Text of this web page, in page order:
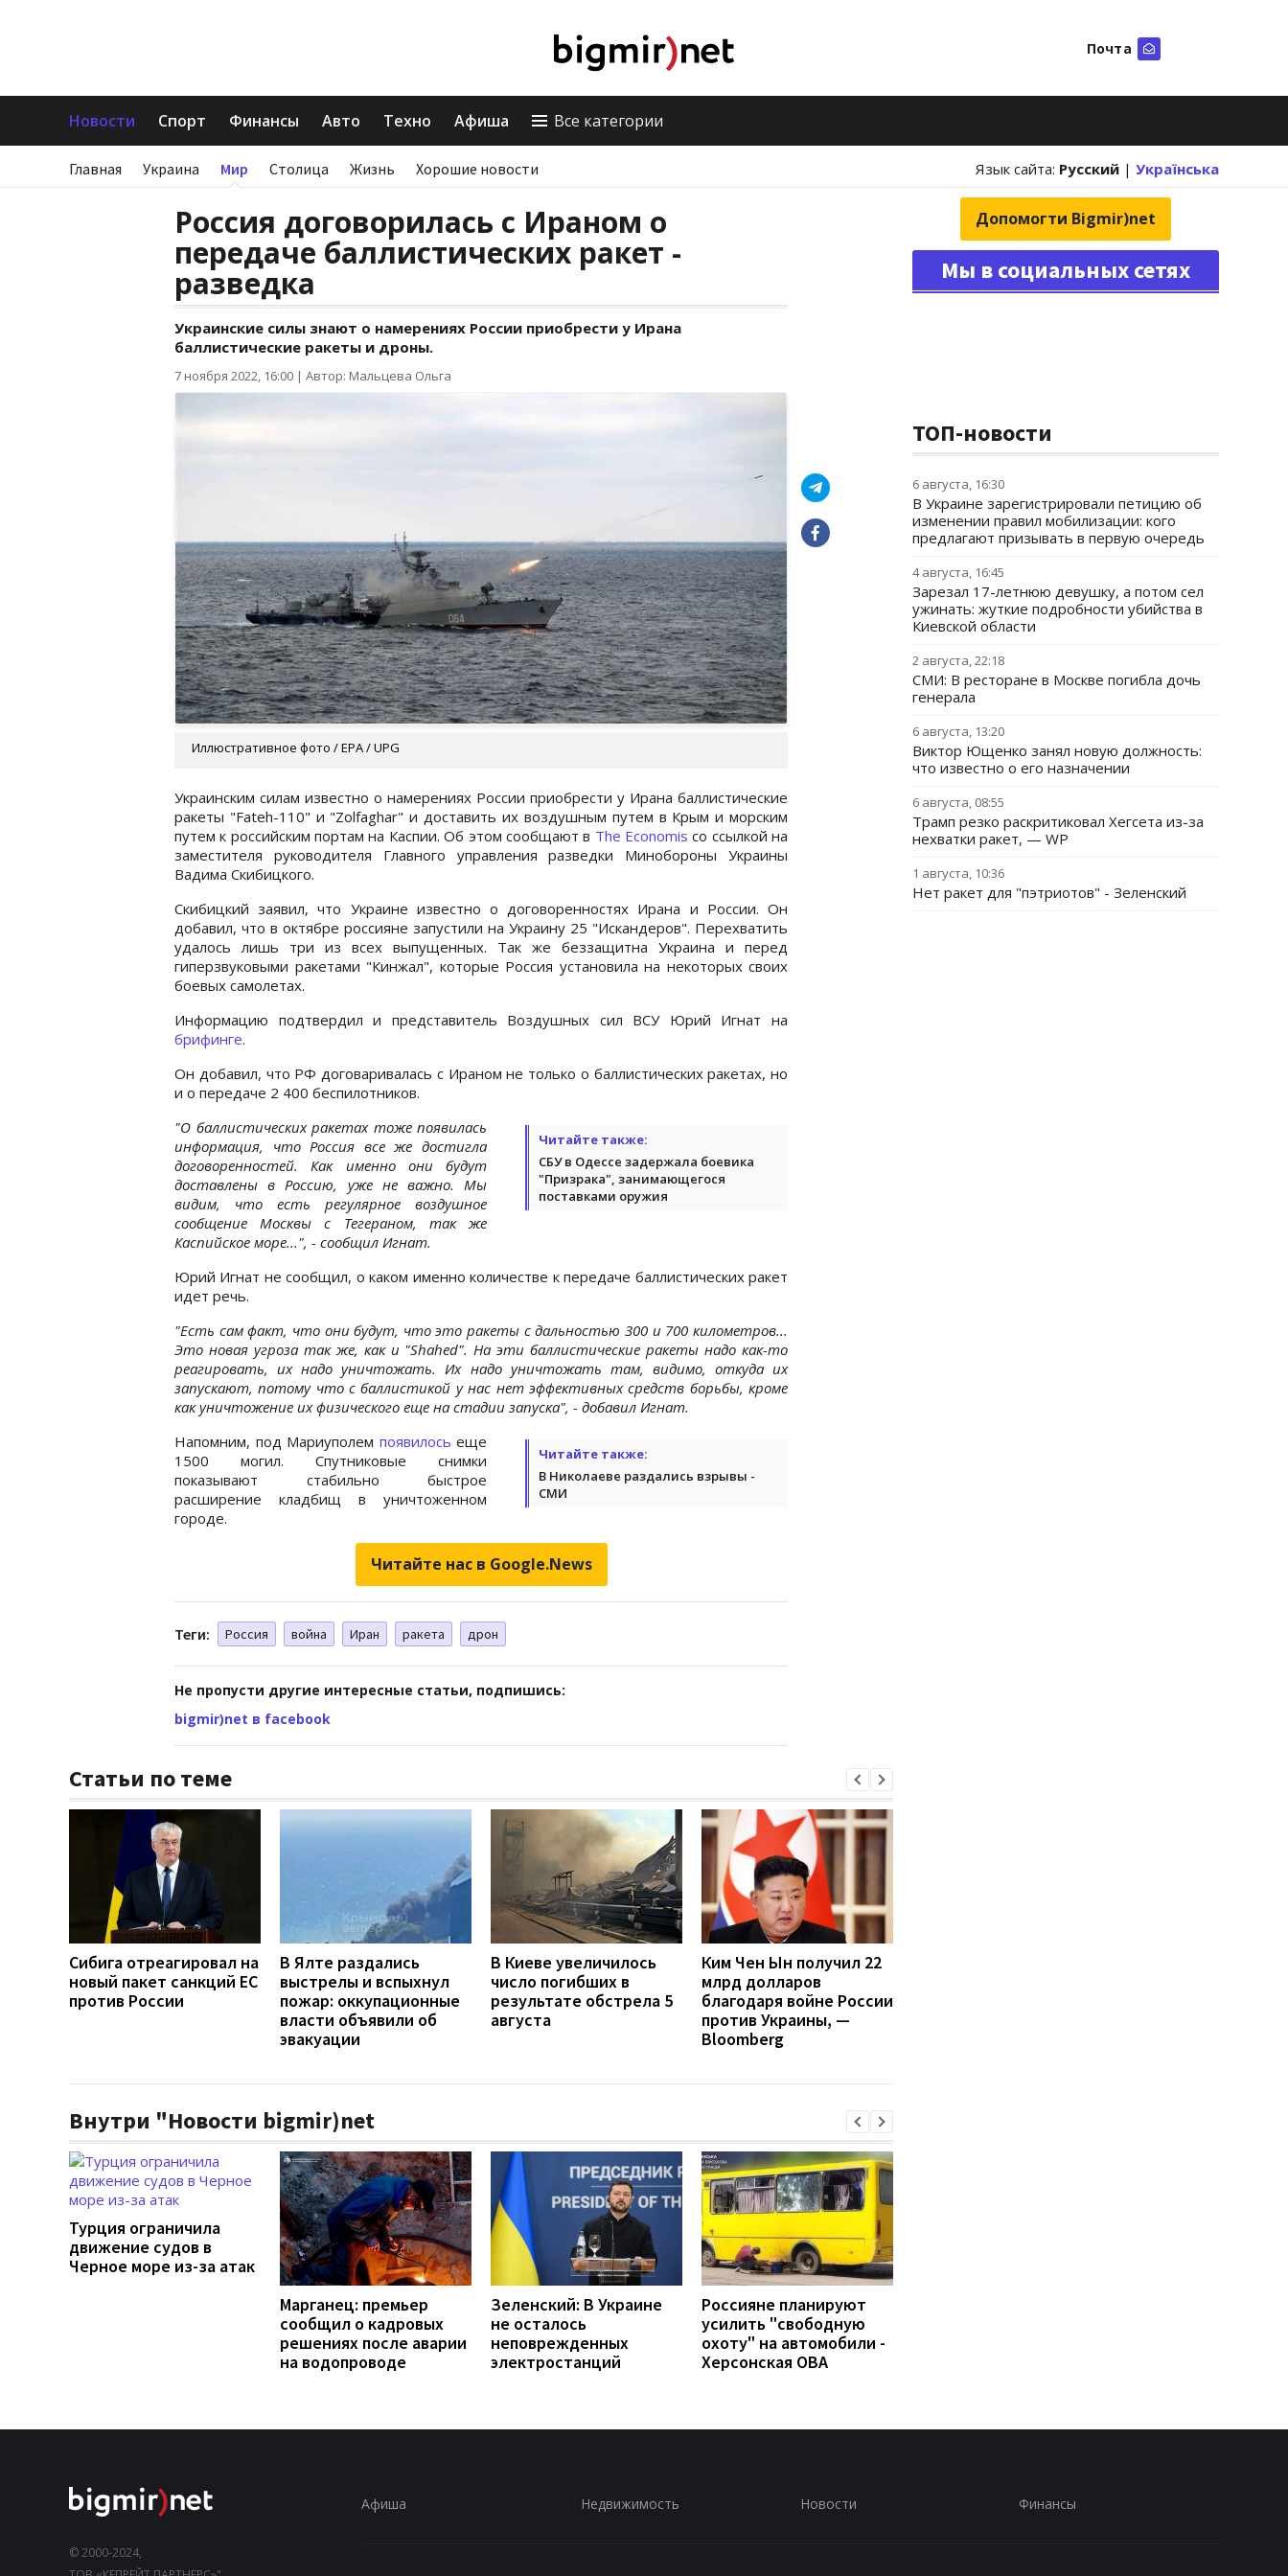
Почта
Новости Спорт Финансы Авто Техно Афиша Все категории
Главная Украина Мир Столица Жизнь Хорошие новости Язык сайта: Русский | Українська
Россия договорилась с Ираном о
передаче баллистических ракет -
разведка
Украинские силы знают о намерениях России приобрести у Ирана
баллистические ракеты и дроны.
7 ноября 2022, 16:00 | Автор: Мальцева Ольга
Иллюстративное фото / EPA / UPG
Украинским силам известно о намерениях России приобрести у Ирана баллистические
ракеты "Fateh-110" и "Zolfaghar" и доставить их воздушным путем в Крым и морским
путем к российским портам на Каспии. Об этом сообщают в The Economis со ссылкой на
заместителя руководителя Главного управления разведки Минобороны Украины
Вадима Скибицкого.
Скибицкий заявил, что Украине известно о договоренностях Ирана и России. Он
добавил, что в октябре россияне запустили на Украину 25 "Искандеров". Перехватить
удалось лишь три из всех выпущенных. Так же беззащитна Украина и перед
гиперзвуковыми ракетами "Кинжал", которые Россия установила на некоторых своих
боевых самолетах.
Информацию подтвердил и представитель Воздушных сил ВСУ Юрий Игнат на
брифинге.
Он добавил, что РФ договаривалась с Ираном не только о баллистических ракетах, но
и о передаче 2 400 беспилотников.
Читайте также:
СБУ в Одессе задержала боевика
"Призрака", занимающегося
поставками оружия
"О баллистических ракетах тоже появилась
информация, что Россия все же достигла
договоренностей. Как именно они будут
доставлены в Россию, уже не важно. Мы
видим, что есть регулярное воздушное
сообщение Москвы с Тегераном, так же
Каспийское море...", - сообщил Игнат.
Юрий Игнат не сообщил, о каком именно количестве к передаче баллистических ракет
идет речь.
"Есть сам факт, что они будут, что это ракеты с дальностью 300 и 700 километров...
Это новая угроза так же, как и "Shahed". На эти баллистические ракеты надо как-то
реагировать, их надо уничтожать. Их надо уничтожать там, видимо, откуда их
запускают, потому что с баллистикой у нас нет эффективных средств борьбы, кроме
как уничтожение их физического еще на стадии запуска", - добавил Игнат.
Читайте также:
В Николаеве раздались взрывы -
СМИ
Напомним, под Мариуполем появилось еще
1500 могил. Спутниковые снимки
показывают стабильно быстрое
расширение кладбищ в уничтоженном
городе.
Читайте нас в Google.News
Теги: Россия война Иран ракета дрон
Не пропусти другие интересные статьи, подпишись:
bigmir)net в facebook
Статьи по теме
Сибига отреагировал на
новый пакет санкций ЕС
против России
В Ялте раздались
выстрелы и вспыхнул
пожар: оккупационные
власти объявили об
эвакуации
В Киеве увеличилось
число погибших в
результате обстрела 5
августа
Ким Чен Ын получил 22
млрд долларов
благодаря войне России
против Украины, —
Bloomberg
Внутри "Новости bigmir)net
Турция ограничила
движение судов в
Черное море из-за атак
Марганец: премьер
сообщил о кадровых
решениях после аварии
на водопроводе
Зеленский: В Украине
не осталось
неповрежденных
электростанций
Россияне планируют
усилить "свободную
охоту" на автомобили -
Херсонская ОВА
Допомогти Bigmir)net
Мы в социальных сетях
ТОП-новости
6 августа, 16:30
В Украине зарегистрировали петицию об
изменении правил мобилизации: кого
предлагают призывать в первую очередь
4 августа, 16:45
Зарезал 17-летнюю девушку, а потом сел
ужинать: жуткие подробности убийства в
Киевской области
2 августа, 22:18
СМИ: В ресторане в Москве погибла дочь
генерала
6 августа, 13:20
Виктор Ющенко занял новую должность:
что известно о его назначении
6 августа, 08:55
Трамп резко раскритиковал Хегсета из-за
нехватки ракет, — WP
1 августа, 10:36
Нет ракет для "пэтриотов" - Зеленский
© 2000-2024,
Афиша Недвижимость Новости Финансы